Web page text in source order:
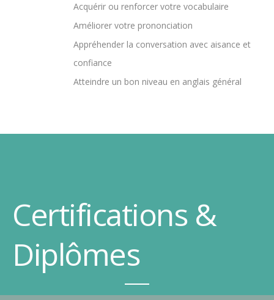
Acquérir ou renforcer votre vocabulaire
Améliorer votre prononciation
Appréhender la conversation avec aisance et
confiance
Atteindre un bon niveau en anglais général
Certifications &
Diplômes